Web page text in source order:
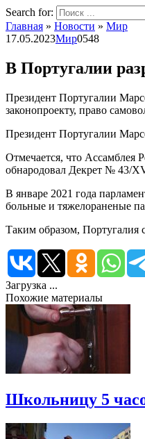
Search for:
Главная » Новости » Мир
17.05.2023Мир0548
В Португалии
Президент Португалии
законопроекту, право
Президент Португалии
Отмечается, что Ассамблея
обнародовал Декрет № 43/
В январе 2021 года
больные и тяжелораненые
Таким образом, Португалия
Загрузка ...
Похожие материалы
Школьницу 5